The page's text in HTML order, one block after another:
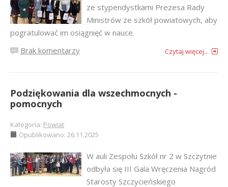
ze stypendystkami Prezesa Rady
Ministrów ze szkół powiatowych, aby
pogratulować im osiągnięć w nauce.
Brak komentarzy
Czytaj więcej...
Podziękowania dla wszechmocnych -
pomocnych
Kategoria: Powiat
Opublikowano: 26.11.2025
W auli Zespołu Szkół nr 2 w Szczytnie
odbyła się III Gala Wręczenia Nagród
Starosty Szczycieńskiego